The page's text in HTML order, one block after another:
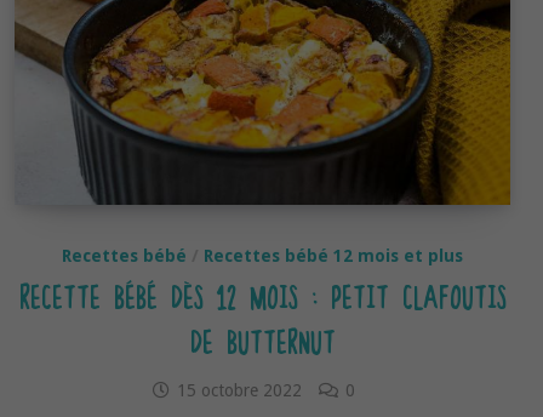
Recettes bébé Recettes bébé 12 mois et plus
RECETTE BÉBÉ DÈS 12 MOIS : PETIT CLAFOUTIS
DE BUTTERNUT
15 octobre 2022 0